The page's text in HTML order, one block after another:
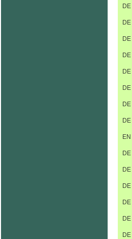
DE
DE
DE
DE
DE
DE
DE
DE
EN
DE
DE
DE
DE
DE
DE